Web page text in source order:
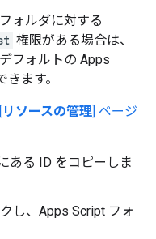
ォルダに対する
権限がある場合は、
フォルトの Apps
ます。
リソースの管理] ページ
ある ID をコピーしま
し、Apps Script フォ